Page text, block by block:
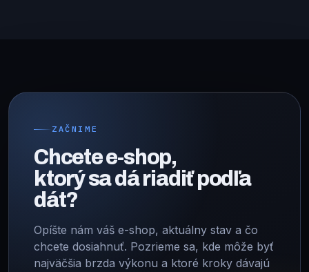
ZAČNIME
Chcete e-shop,
ktorý sa dá riadiť podľa
dát?
Opíšte nám váš e-shop, aktuálny stav a čo
chcete dosiahnuť. Pozrieme sa, kde môže byť
najväčšia brzda výkonu a ktoré kroky dávajú